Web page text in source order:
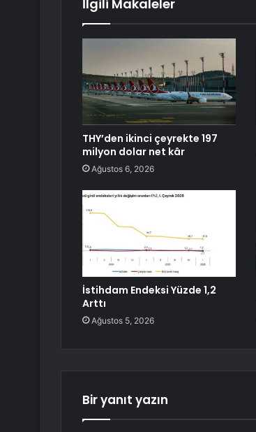
İlgili Makaleler
THY’den ikinci çeyrekte 197
milyon dolar net kâr
Ağustos 6, 2026
İstihdam Endeksi Yüzde 1,2
Arttı
Ağustos 5, 2026
Bir yanıt yazın